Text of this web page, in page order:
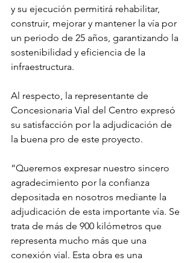
y su ejecución permitirá rehabilitar,
construir, mejorar y mantener la vía por
un periodo de 25 años, garantizando la
sostenibilidad y eficiencia de la
infraestructura.
Al respecto, la representante de
Concesionaria Vial del Centro expresó
su satisfacción por la adjudicación de
la buena pro de este proyecto.
“Queremos expresar nuestro sincero
agradecimiento por la confianza
depositada en nosotros mediante la
adjudicación de esta importante vía. Se
trata de más de 900 kilómetros que
representa mucho más que una
conexión vial. Esta obra es una